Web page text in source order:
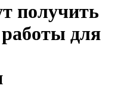
получить
для